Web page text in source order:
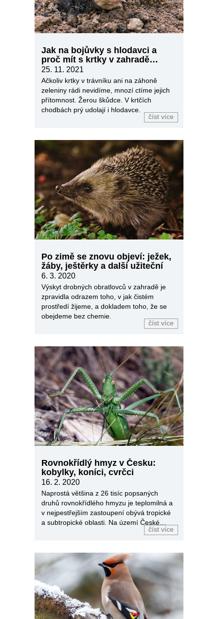
Jak na bojůvky s hlodavci a
proč mít s krtky v zahradě
trpělivost
25. 11. 2021
Ačkoliv krtky v trávníku ani na záhoně
zeleniny rádi nevidíme, mnozí ctíme jejich
přítomnost. Žerou škůdce. V krtčích
chodbách prý udolají i hlodavce.
číst více
Po zimě se znovu objeví: ježek,
žáby, ještěrky a další užiteční
6. 3. 2020
Výskyt drobných obratlovců v zahradě je
zpravidla odrazem toho, v jak čistém
prostředí žijeme, a dokladem toho, že se
obejdeme bez chemie.
číst více
Rovnokřídlý hmyz v Česku:
kobylky, koníci, cvrčci
16. 2. 2020
Naprostá většina z 26 tisíc popsaných
druhů rovnokřídlého hmyzu je teplomilná a
v nejpestřejším zastoupení obývá tropické
a subtropické oblasti. Na území České
republiky zasahuje jen 97 druhů. Nabízíme
číst více